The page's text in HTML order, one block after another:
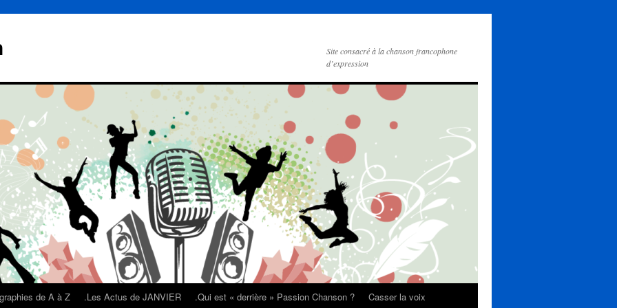
Site consacré à la chanson francophone
d’expression
de A à Z .Les Actus de JANVIER .Qui est « derrière » Passion Chanson ?
Casser la voix